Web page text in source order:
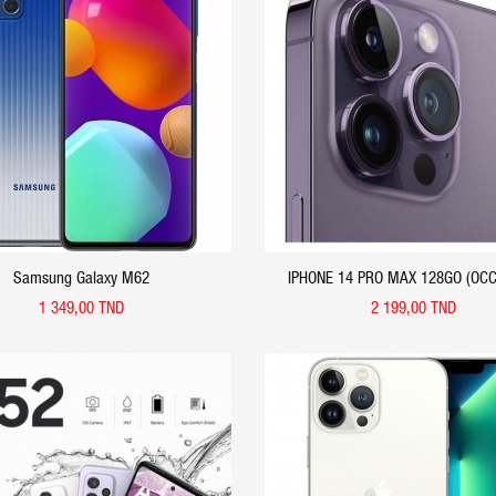
APERÇU RAPIDE
Samsung Galaxy M62
1 349,00 TND
APERÇU RAPIDE
IPHONE 14 PRO MAX 128GO
VIOLET FONCÉ - APPLE
2 199,00 TND
APERÇU RAPIDE APERÇU RAPIDE